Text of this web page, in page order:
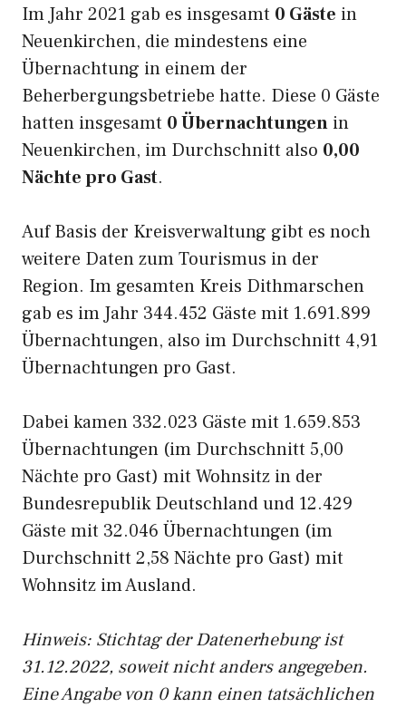
Im Jahr 2021 gab es insgesamt 0 Gäste in
Neuenkirchen, die mindestens eine
Übernachtung in einem der
Beherbergungsbetriebe hatte. Diese 0 Gäste
hatten insgesamt 0 Übernachtungen in
Neuenkirchen, im Durchschnitt also 0,00
Nächte pro Gast.
Auf Basis der Kreisverwaltung gibt es noch
weitere Daten zum Tourismus in der
Region. Im gesamten Kreis Dithmarschen
gab es im Jahr 344.452 Gäste mit 1.691.899
Übernachtungen, also im Durchschnitt 4,91
Übernachtungen pro Gast.
Dabei kamen 332.023 Gäste mit 1.659.853
Übernachtungen (im Durchschnitt 5,00
Nächte pro Gast) mit Wohnsitz in der
Bundesrepublik Deutschland und 12.429
Gäste mit 32.046 Übernachtungen (im
Durchschnitt 2,58 Nächte pro Gast) mit
Wohnsitz im Ausland.
Hinweis: Stichtag der Datenerhebung ist
31.12.2022, soweit nicht anders angegeben.
Eine Angabe von 0 kann einen tatsächlichen